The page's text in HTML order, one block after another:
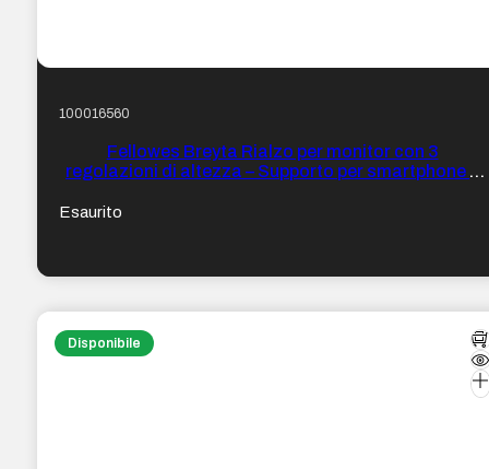
100016560
Fellowes Breyta Rialzo per monitor con 3
regolazioni di altezza – Supporto per smartphone e
Esaurito
Disponibile